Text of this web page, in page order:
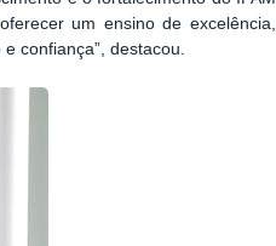
um ensino de excelência,
confiança”, destacou.